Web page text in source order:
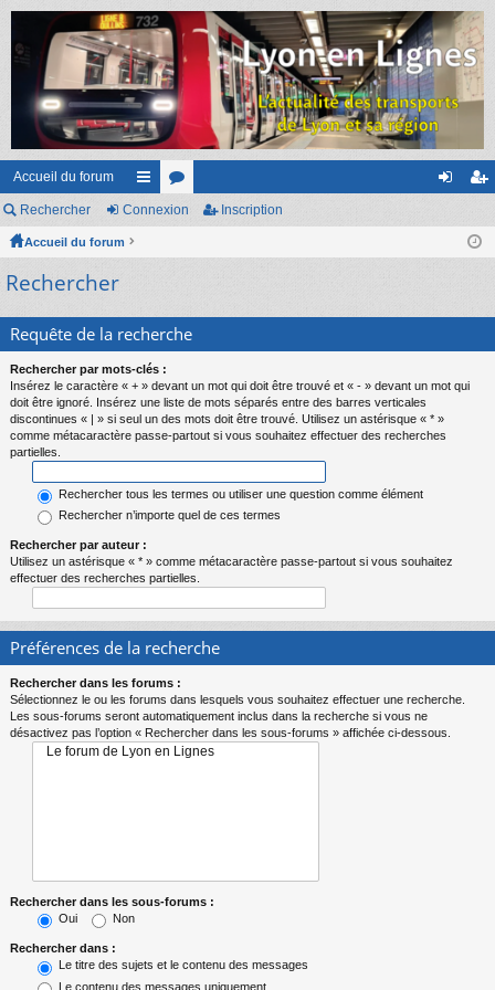
Accueil du forum
ac
s
or
cri
Rechercher Connexion Inscription
Accueil du forum
Rechercher
Requête de la recherche
Rechercher par mots-clés :
Insérez le caractère « + » devant un mot qui doit être trouvé et « - » devant un mot qui
doit être ignoré. Insérez une liste de mots séparés entre des barres verticales
discontinues « | » si seul un des mots doit être trouvé. Utilisez un astérisque « * »
comme métacaractère passe-partout si vous souhaitez effectuer des recherches
partielles.
Rechercher tous les termes ou utiliser une question comme élément
Rechercher n’importe quel de ces termes
Rechercher par auteur :
Utilisez un astérisque « * » comme métacaractère passe-partout si vous souhaitez
effectuer des recherches partielles.
Préférences de la recherche
Rechercher dans les forums :
Sélectionnez le ou les forums dans lesquels vous souhaitez effectuer une recherche.
Les sous-forums seront automatiquement inclus dans la recherche si vous ne
désactivez pas l’option « Rechercher dans les sous-forums » affichée ci-dessous.
Rechercher dans les sous-forums :
Oui
Non
Rechercher dans :
Le titre des sujets et le contenu des messages
Le contenu des messages uniquement